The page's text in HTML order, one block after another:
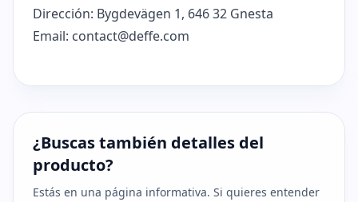
Dirección: Bygdevägen 1, 646 32 Gnesta
Email: contact@deffe.com
¿Buscas también detalles del
producto?
Estás en una página informativa. Si quieres entender